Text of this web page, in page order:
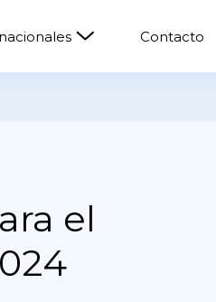
Contacto
el